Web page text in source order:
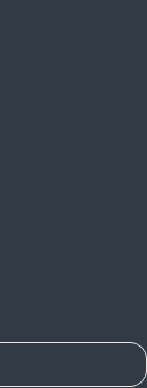
aveugle
voir